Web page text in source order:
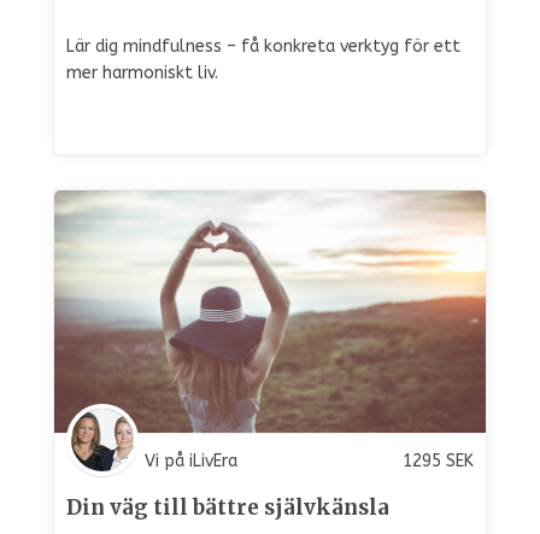
Lär dig mindfulness – få konkreta verktyg för ett
mer harmoniskt liv.
Vi på iLivEra 1295 SEK
Din väg till bättre självkänsla